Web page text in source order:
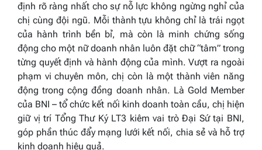
định rõ ràng nhất cho sự nỗ lực không ngừng nghỉ của
chị cùng đội ngũ. Mỗi thành tựu không chỉ là trái ngọt
của hành trình bền bỉ, mà còn là minh chứng sống
động cho một nữ doanh nhân luôn đặt chữ “tâm” trong
từng quyết định và hành động của mình. Vượt ra ngoài
phạm vi chuyên môn, chị còn là một thành viên năng
động trong cộng đồng doanh nhân. Là Gold Member
của BNI – tổ chức kết nối kinh doanh toàn cầu, chị hiện
giữ vị trí Tổng Thư Ký LT3 kiêm vai trò Đại Sứ tại BNI,
góp phần thúc đẩy mạng lưới kết nối, chia sẻ và hỗ trợ
kinh doanh hiệu quả.